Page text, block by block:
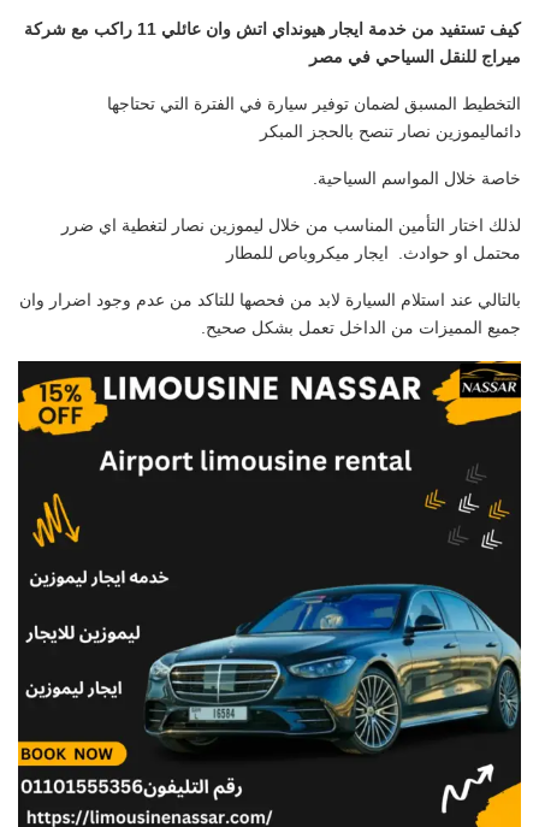
كيف تستفيد من خدمة ايجار هيونداي اتش وان عائلي 11 راكب مع شركة
ميراج للنقل السياحي في مصر
التخطيط المسبق لضمان توفير سيارة في الفترة التي تحتاجها
دائماليموزين نصار تنصح بالحجز المبكر
خاصة خلال المواسم السياحية.
لذلك اختار التأمين المناسب من خلال ليموزين نصار لتغطية اي ضرر
محتمل او حوادث. ايجار ميكروباص للمطار
بالتالي عند استلام السيارة لابد من فحصها للتاكد من عدم وجود اضرار وان
جميع المميزات من الداخل تعمل بشكل صحيح.